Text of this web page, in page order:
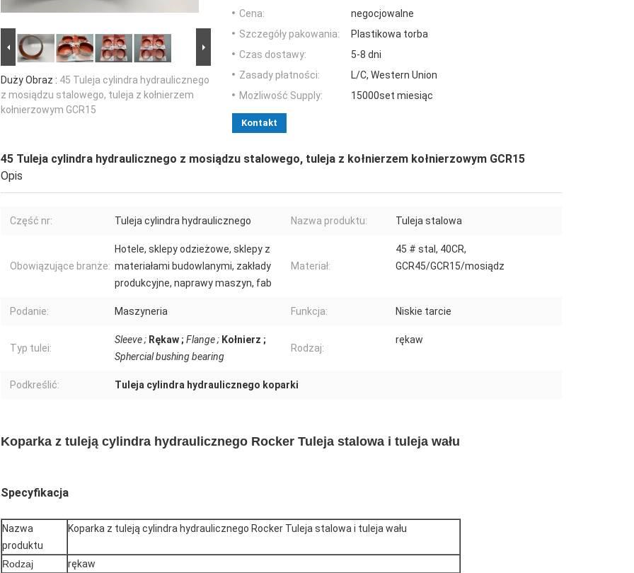
Duży Obraz : 45 Tuleja cylindra hydraulicznego
z mosiądzu stalowego, tuleja z kołnierzem
kołnierzowym GCR15
Cena:
negocjowalne
Szczegóły pakowania:
Plastikowa torba
Czas dostawy:
5-8 dni
Zasady płatności:
L/C, Western Union
Możliwość Supply:
15000set miesiąc
Kontakt
45 Tuleja cylindra hydraulicznego z mosiądzu stalowego, tuleja z kołnierzem kołnierzowym GCR15
Opis
Część nr: Tuleja cylindra hydraulicznego Nazwa produktu: Tuleja stalowa
Obowiązujące branże:
Hotele, sklepy odzieżowe, sklepy z
materiałami budowlanymi, zakłady
produkcyjne, naprawy maszyn, fab
Materiał:
45 # stal, 40CR,
GCR45/GCR15/mosiądz
Podanie: Maszyneria Funkcja: Niskie tarcie
Typ tulei:
Sleeve ; Rękaw ; Flange ; Kołnierz ;
Sphercial bushing bearing
Rodzaj:
rękaw
Podkreślić: Tuleja cylindra hydraulicznego koparki
Koparka z tuleją cylindra hydraulicznego Rocker Tuleja stalowa i tuleja wału
Specyfikacja
Nazwa
produktu
Koparka z tuleją cylindra hydraulicznego Rocker Tuleja stalowa i tuleja wału
Rodzaj
rękaw